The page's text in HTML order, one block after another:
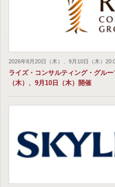
2026年8月20日（木）、9月10日（木）
ライズ・コンサルティング・グル
（木）、9月10日（木）開催